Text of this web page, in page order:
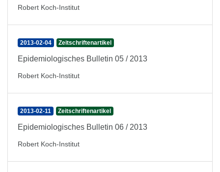
Robert Koch-Institut
2013-02-04 Zeitschriftenartikel
Epidemiologisches Bulletin 05 / 2013
Robert Koch-Institut
2013-02-11 Zeitschriftenartikel
Epidemiologisches Bulletin 06 / 2013
Robert Koch-Institut